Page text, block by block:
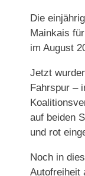
Die
Mainkais
im August
Jetzt
Fahrspur –
auf beiden
und rot
Noch in
Autofreiheit